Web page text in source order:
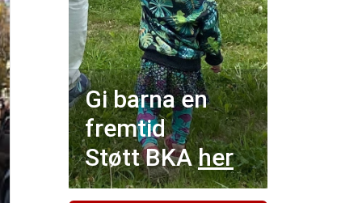
Gi barna en
fremtid
Støtt BKAher